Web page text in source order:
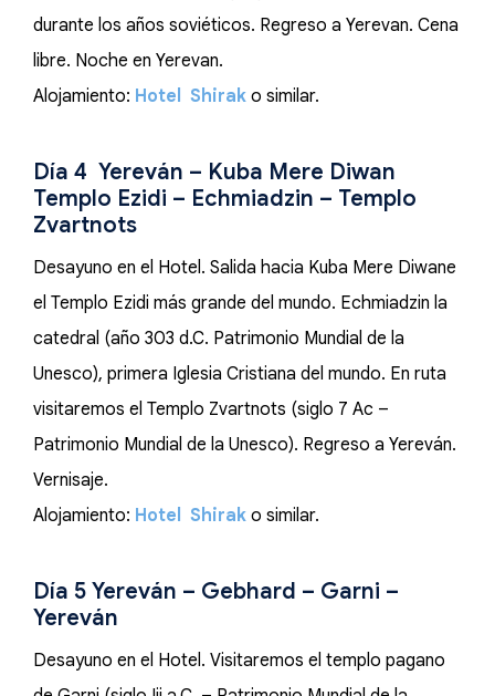
durante los años soviéticos. Regreso a Yerevan. Cena
libre. Noche en Yerevan.
Alojamiento: Hotel Shirak o similar.
Día 4 Yereván – Kuba Mere Diwan
Templo Ezidi – Echmiadzin – Templo
Zvartnots
Desayuno en el Hotel. Salida hacia Kuba Mere Diwane
el Templo Ezidi más grande del mundo. Echmiadzin la
catedral (año 303 d.C. Patrimonio Mundial de la
Unesco), primera Iglesia Cristiana del mundo. En ruta
visitaremos el Templo Zvartnots (siglo 7 Ac –
Patrimonio Mundial de la Unesco). Regreso a Yereván.
Vernisaje.
Alojamiento: Hotel Shirak o similar.
Día 5 Yereván – Gebhard – Garni –
Yereván
Desayuno en el Hotel. Visitaremos el templo pagano